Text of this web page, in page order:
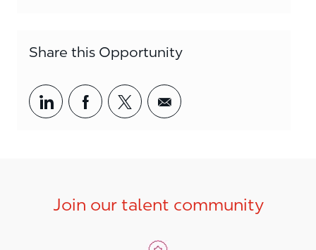
Share this Opportunity
Share via LinkedIn
Share via Facebook
Share via twitter
Share via email
Join our talent community